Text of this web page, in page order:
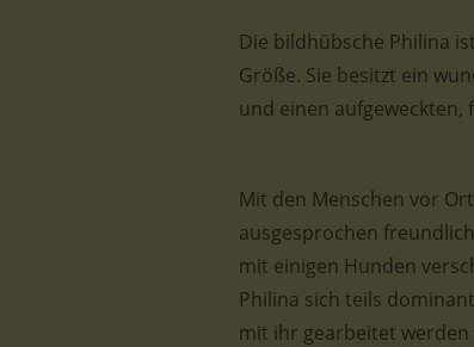
Die bildhübsche Philina
Größe. Sie besitzt ein
und einen aufgeweckten,
Mit den Menschen vor
ausgesprochen
mit einigen Hunden
Philina sich teils
mit ihr gearbeitet werden